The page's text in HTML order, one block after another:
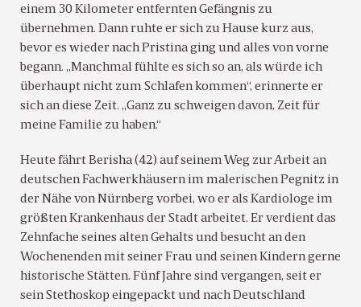
einem 30 Kilometer entfernten Gefängnis zu
übernehmen. Dann ruhte er sich zu Hause kurz aus,
bevor es wieder nach Pristina ging und alles von vorne
begann. „Manchmal fühlte es sich so an, als würde ich
überhaupt nicht zum Schlafen kommen“, erinnerte er
sich an diese Zeit. „Ganz zu schweigen davon, Zeit für
meine Familie zu haben.“
Heute fährt Berisha (42) auf seinem Weg zur Arbeit an
deutschen Fachwerkhäusern im malerischen Pegnitz in
der Nähe von Nürnberg vorbei, wo er als Kardiologe im
größten Krankenhaus der Stadt arbeitet. Er verdient das
Zehnfache seines alten Gehalts und besucht an den
Wochenenden mit seiner Frau und seinen Kindern gerne
historische Stätten. Fünf Jahre sind vergangen, seit er
sein Stethoskop eingepackt und nach Deutschland